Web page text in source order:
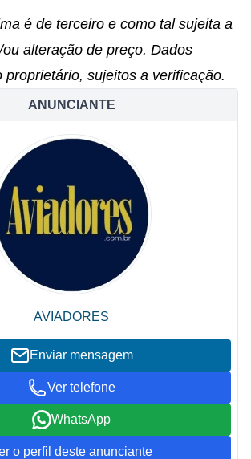
é de terceiro e como tal sujeita a
alteração de preço. Dados
proprietário, sujeitos a verificação.
ANUNCIANTE
AVIADORES
Enviar mensagem
Ver telefone
WhatsApp
o perfil deste anunciante